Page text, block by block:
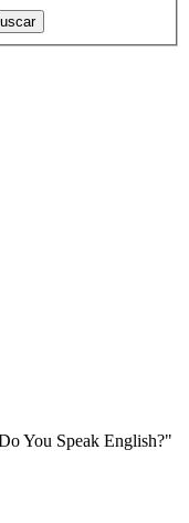
You Speak English?"